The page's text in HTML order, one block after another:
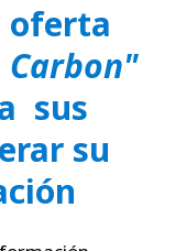
oferta
Carbon"
sus
su